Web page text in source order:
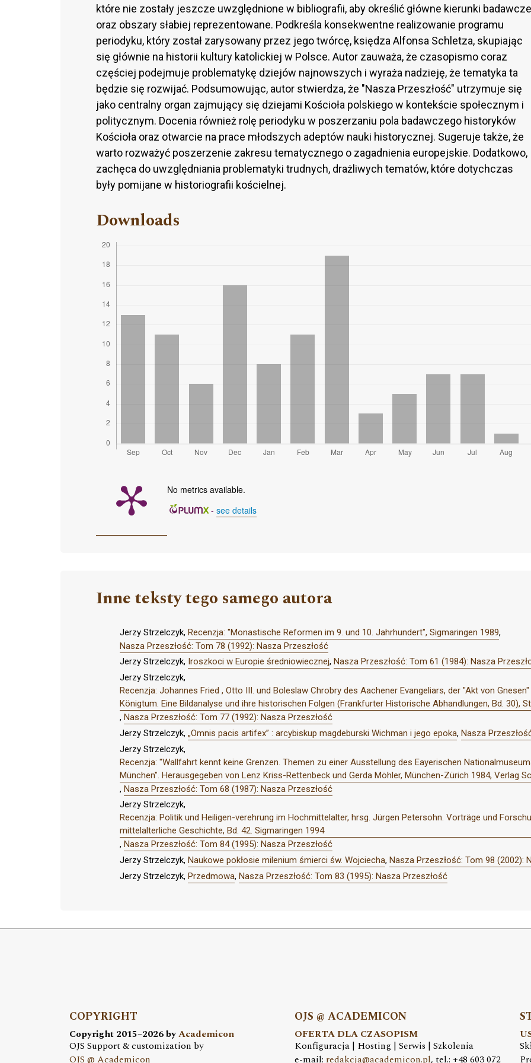
które nie zostały jeszcze uwzględnione w bibliografii, aby określić główne kierunki badawcze
oraz obszary słabiej reprezentowane. Podkreśla konsekwentne realizowanie programu
periodyku, który został zarysowany przez jego twórcę, księdza Alfonsa Schletza, skupiając
się głównie na historii kultury katolickiej w Polsce. Autor zauważa, że czasopismo coraz
częściej podejmuje problematykę dziejów najnowszych i wyraża nadzieję, że tematyka ta
będzie się rozwijać. Podsumowując, autor stwierdza, że "Nasza Przeszłość" utrzymuje się
jako centralny organ zajmujący się dziejami Kościoła polskiego w kontekście społecznym i
politycznym. Docenia również rolę periodyku w poszerzaniu pola badawczego historyków
Kościoła oraz otwarcie na prace młodszych adeptów nauki historycznej. Sugeruje także, że
warto rozważyć poszerzenie zakresu tematycznego o zagadnienia europejskie. Dodatkowo,
zachęca do uwzględniania problematyki trudnych, drażliwych tematów, które dotychczas
były pomijane w historiografii kościelnej.
Downloads
No metrics available.
- see details
Inne teksty tego samego autora
Jerzy Strzelczyk, Recenzja: "Monastische Reformen im 9. und 10. Jahrhundert", Sigmaringen 1989,
Nasza Przeszłość: Tom 78 (1992): Nasza Przeszłość
Jerzy Strzelczyk, Iroszkoci w Europie średniowiecznej, Nasza Przeszłość: Tom 61 (1984): Nasza
Jerzy Strzelczyk,
Recenzja: Johannes Fried , Otto III. und Boleslaw Chrobry des Aachener Evangeliars, der "Akt von
Königtum. Eine Bildanalyse und ihre historischen Folgen (Frankfurter Historische Abhandlungen, Bd. 30),
, Nasza Przeszłość: Tom 77 (1992): Nasza Przeszłość
Jerzy Strzelczyk, „Omnis pacis artifex” : arcybiskup magdeburski Wichman i jego epoka, Nasza
Jerzy Strzelczyk,
Recenzja: "Wallfahrt kennt keine Grenzen. Themen zu einer Ausstellung des Eayerischen
München". Herausgegeben von Lenz Kriss-Rettenbeck und Gerda Möhler, München-Zürich 1984, Verlag
, Nasza Przeszłość: Tom 68 (1987): Nasza Przeszłość
Jerzy Strzelczyk,
Recenzja: Politik und Heiligen-verehrung im Hochmittelalter, hrsg. Jürgen Petersohn. Vorträge und
mittelalterliche Geschichte, Bd. 42. Sigmaringen 1994
, Nasza Przeszłość: Tom 84 (1995): Nasza Przeszłość
Jerzy Strzelczyk, Naukowe pokłosie milenium śmierci św. Wojciecha, Nasza Przeszłość: Tom 98 (2002):
Jerzy Strzelczyk, Przedmowa, Nasza Przeszłość: Tom 83 (1995): Nasza Przeszłość
COPYRIGHT
Copyright 2015–2026 byAcademicon
OJS Support & customization by
OJS @ Academicon
OJS @ ACADEMICON
OFERTA DLA CZASOPISM
Konfiguracja | Hosting | Serwis | Szkolenia
e-mail: redakcja@academicon.pl, tel.: +48 603 072